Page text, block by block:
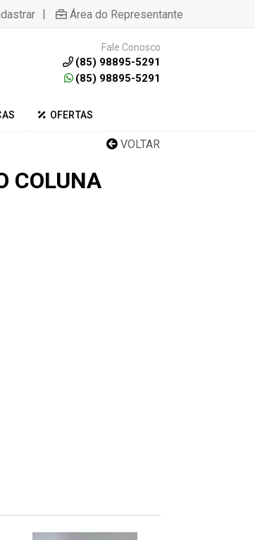
| Área do Representante
Fale Conosco
(85) 98895-5291
(85) 98895-5291
OFERTAS
VOLTAR
COLUNA